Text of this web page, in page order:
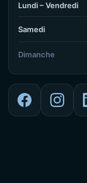
Lundi – Vendredi
Samedi
Dimanche